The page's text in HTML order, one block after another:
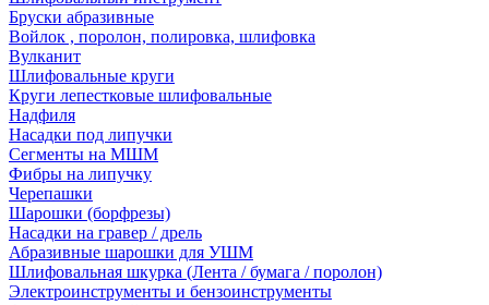
Бруски абразивные
Войлок , поролон, полировка, шлифовка
Вулканит
Шлифовальные круги
Круги лепестковые шлифовальные
Надфиля
Насадки под липучки
Сегменты на МШМ
Фибры на липучку
Черепашки
Шарошки (борфрезы)
Насадки на гравер / дрель
Абразивные шарошки для УШМ
Шлифовальная шкурка (Лента / бумага / поролон)
Электроинструменты и бензоинструменты